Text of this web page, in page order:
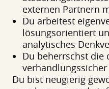
externen Partnern
Du arbeitest
lösungsorientiert
analytisches
Du beherrschst die
Du bist neugierig